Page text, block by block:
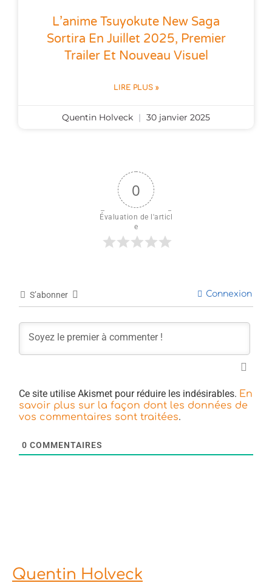
L’anime Tsuyokute New Saga
Sortira En Juillet 2025, Premier
Trailer Et Nouveau Visuel
LIRE PLUS »
Quentin Holveck 30 janvier 2025
0
Évaluation de l'articl
e
S’abonner Connexion
Ce site utilise Akismet pour réduire les indésirables. En
savoir plus sur la façon dont les données de
vos commentaires sont traitées.
0 COMMENTAIRES
Quentin Holveck